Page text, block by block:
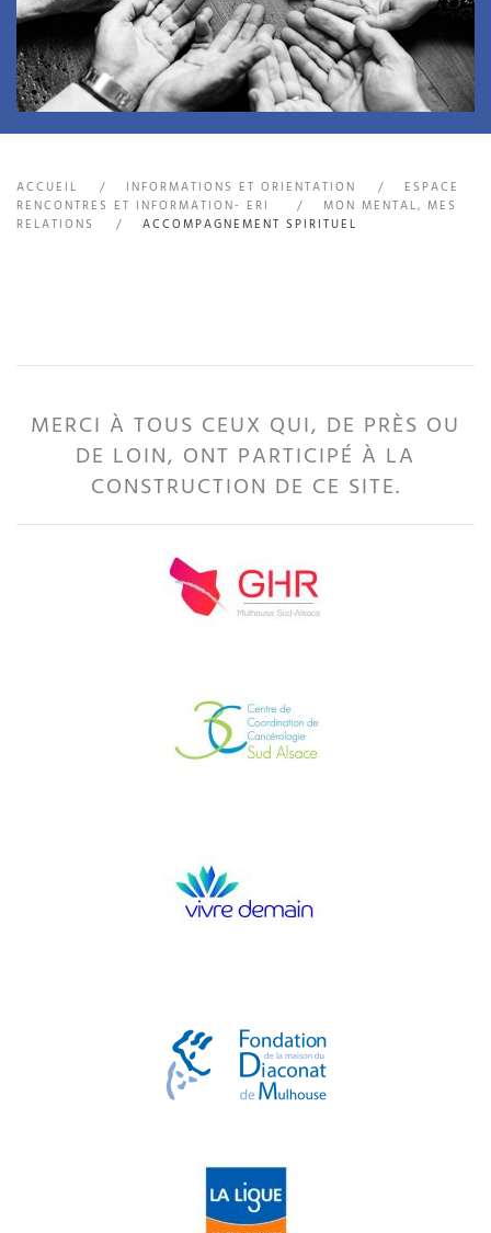
ACCUEIL INFORMATIONS ET ORIENTATION
ESPACE
RENCONTRES ET INFORMATION- ERI
MON MENTAL, MES
RELATIONS
ACCOMPAGNEMENT SPIRITUEL
MERCI À TOUS CEUX QUI, DE PRÈS OU
DE LOIN, ONT PARTICIPÉ À LA
CONSTRUCTION DE CE SITE.